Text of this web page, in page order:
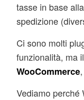
tasse in base
spedizione
Ci sono molti
funzionalità, ma
WooCommerce
Vediamo perché